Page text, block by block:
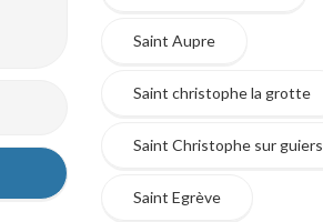
Saint Aupre
Saint christophe la grotte
Saint Christophe sur guiers
Saint Egrève